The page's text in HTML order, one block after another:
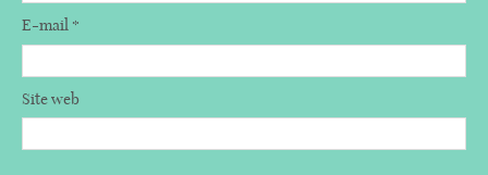
E-mail *
Site web